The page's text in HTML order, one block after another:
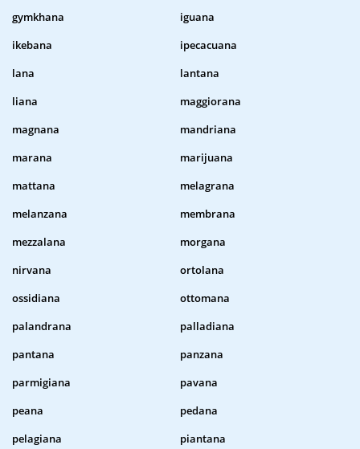
gymkhana
iguana
ikebana
ipecacuana
lana
lantana
liana
maggiorana
magnana
mandriana
marana
marijuana
mattana
melagrana
melanzana
membrana
mezzalana
morgana
nirvana
ortolana
ossidiana
ottomana
palandrana
palladiana
pantana
panzana
parmigiana
pavana
peana
pedana
pelagiana
piantana